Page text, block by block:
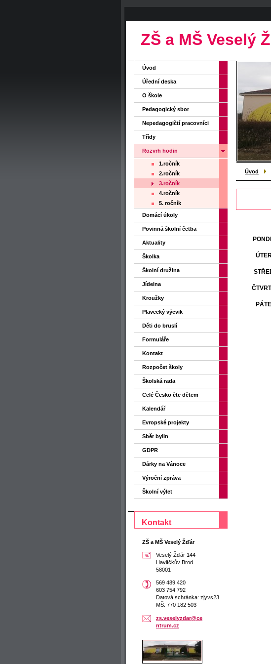
ZŠ a MŠ Veselý
Úvod
Úvod
Úřední deska
O škole
Pedagogický sbor
Nepedagogičtí pracovníci
Třídy
Rozvrh hodin
1.ročník
2.ročník
3.ročník
4.ročník
5. ročník
Domácí úkoly
Povinná školní četba
Aktuality
Školka
Školní družina
Jídelna
Kroužky
Plavecký výcvik
Děti do bruslí
Formuláře
Kontakt
Rozpočet školy
Školská rada
Celé Česko čte dětem
Kalendář
Evropské projekty
Sběr bylin
GDPR
Dárky na Vánoce
Výroční zpráva
Školní výlet
Kontakt
ZŠ a MŠ Veselý Žďár
Veselý Žďár 144
Havlíčkův Brod
58001
569 489 420
603 754 792
Datová schránka: zjyvs23
MŠ: 770 182 503
zs.veselyzdar@ce
ntrum.cz